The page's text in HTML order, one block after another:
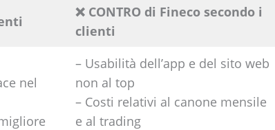
❌ CONTRO di Fineco secondo i
clienti
nel
– Usabilità dell’app e del sito web
non al top
– Costi relativi al canone mensile
e al trading